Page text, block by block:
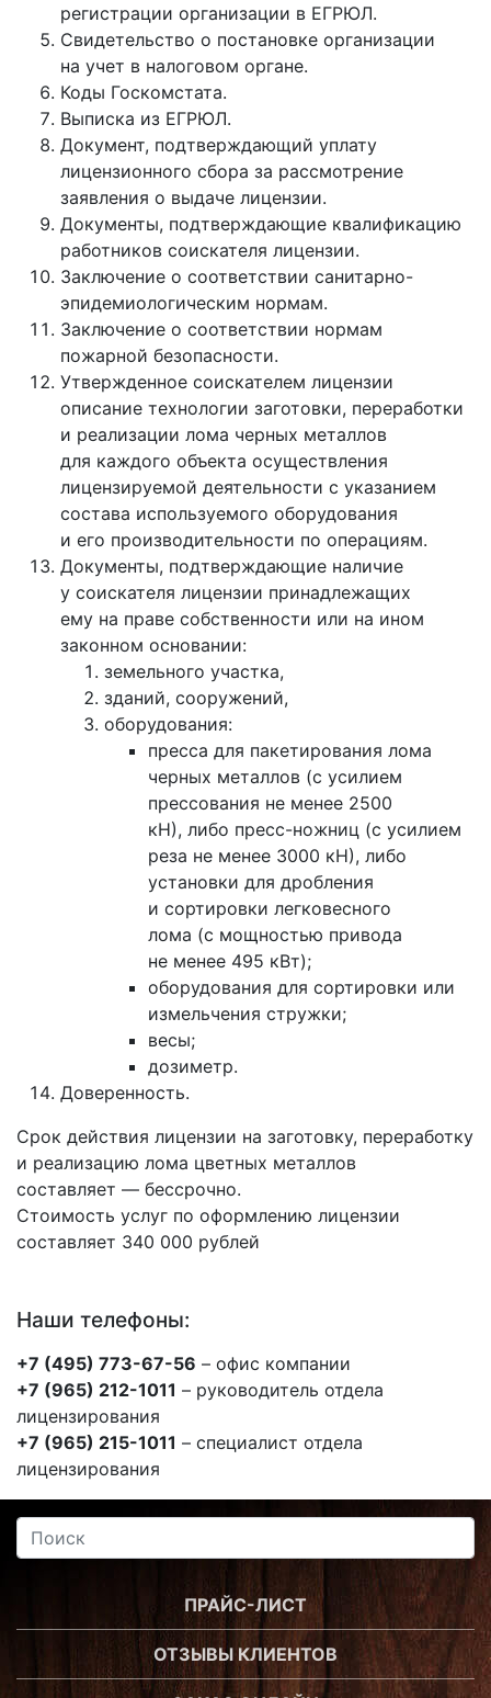
регистрации организации в ЕГРЮЛ.
Свидетельство о постановке организации
на учет в налоговом органе.
Коды Госкомстата.
Выписка из ЕГРЮЛ.
Документ, подтверждающий уплату
лицензионного сбора за рассмотрение
заявления о выдаче лицензии.
Документы, подтверждающие квалификацию
работников соискателя лицензии.
Заключение о соответствии санитарно-
эпидемиологическим нормам.
Заключение о соответствии нормам
пожарной безопасности.
Утвержденное соискателем лицензии
описание технологии заготовки, переработки
и реализации лома черных металлов
для каждого объекта осуществления
лицензируемой деятельности с указанием
состава используемого оборудования
и его производительности по операциям.
Документы, подтверждающие наличие
у соискателя лицензии принадлежащих
ему на праве собственности или на ином
законном основании:
земельного участка,
зданий, сооружений,
оборудования:
пресса для пакетирования лома
черных металлов (с усилием
прессования не менее 2500
кН), либо пресс-ножниц (с усилием
реза не менее 3000 кН), либо
установки для дробления
и сортировки легковесного
лома (с мощностью привода
не менее 495 кВт);
оборудования для сортировки или
измельчения стружки;
весы;
дозиметр.
Доверенность.
Срок действия лицензии на заготовку, переработку
и реализацию лома цветных металлов
составляет — бессрочно.
Стоимость услуг по оформлению лицензии
составляет 340 000 рублей
Наши телефоны:
+7 (495) 773-67-56 – офис компании
+7 (965) 212-1011 – руководитель отдела
лицензирования
+7 (965) 215-1011 – специалист отдела
лицензирования
ПРАЙС-ЛИСТ
ОТЗЫВЫ КЛИЕНТОВ